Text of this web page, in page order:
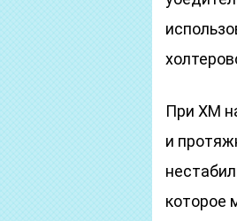
При ХМ
и
которое